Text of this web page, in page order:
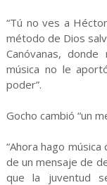
“Tú no ves a
método de Dios
Canóvanas,
música no le
poder”.
Gocho cambió “un
“Ahora hago
de un mensaje de
que la juventud